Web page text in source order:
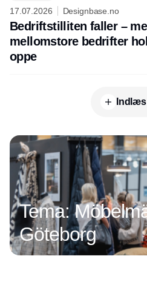
17.07.2026 Designbase.no
Bedriftstilliten faller –
mellomstore bedrifter
oppe
Tema:
Göteborg